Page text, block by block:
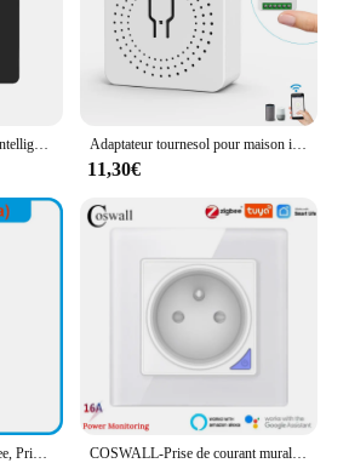
Coswall Alice-Prise murale intelligente en verre Zigbee Tuya, UE, PD 20W, Type-C, Touriste, Chargeur rapide USB, Statistiques de l'électricité Adaptateur tournesol pour maison intelligente, prise Apple Homekit, prise WiFi, Royaume-Uni, 3 broches, 16A, 20A, minuterie de surveillance de l'électricité
11,30€
LELLpastel-Multiprise Zigbee, Prise Intelligente EU Kr, Électricité, USB, Type Coréen, Prise Multi-Robinet, 220V, Tuya, Minuterie, SmartThings Alexa COSWALL-Prise de courant murale Zigbee Tuya + Bluetooth Smart, panneau en verre, noir et blanc, mise à la terre avec surveillance de l'électricité, FR, 2FR, 3FR